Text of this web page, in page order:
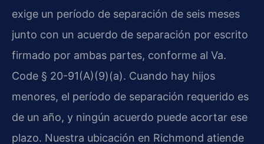
exige un período de separación de seis meses
junto con un acuerdo de separación por escrito
firmado por ambas partes, conforme al Va.
Code § 20-91(A)(9)(a). Cuando hay hijos
menores, el período de separación requerido es
de un año, y ningún acuerdo puede acortar ese
plazo. Nuestra ubicación en Richmond atiende